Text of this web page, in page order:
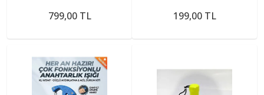
Kamp Feneri
799,00 TL
Kalemi Penlight
199,00 TL